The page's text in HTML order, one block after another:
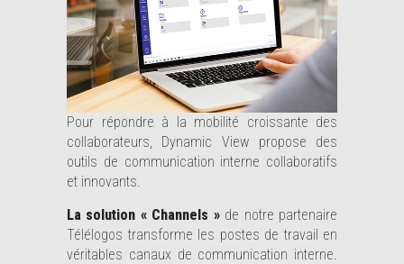
Pour répondre à la mobilité croissante des
collaborateurs, Dynamic View propose des
outils de communication interne collaboratifs
et innovants.
La solution « Channels »de notre partenaire
Télélogos transforme les postes de travail en
véritables canaux de communication interne.